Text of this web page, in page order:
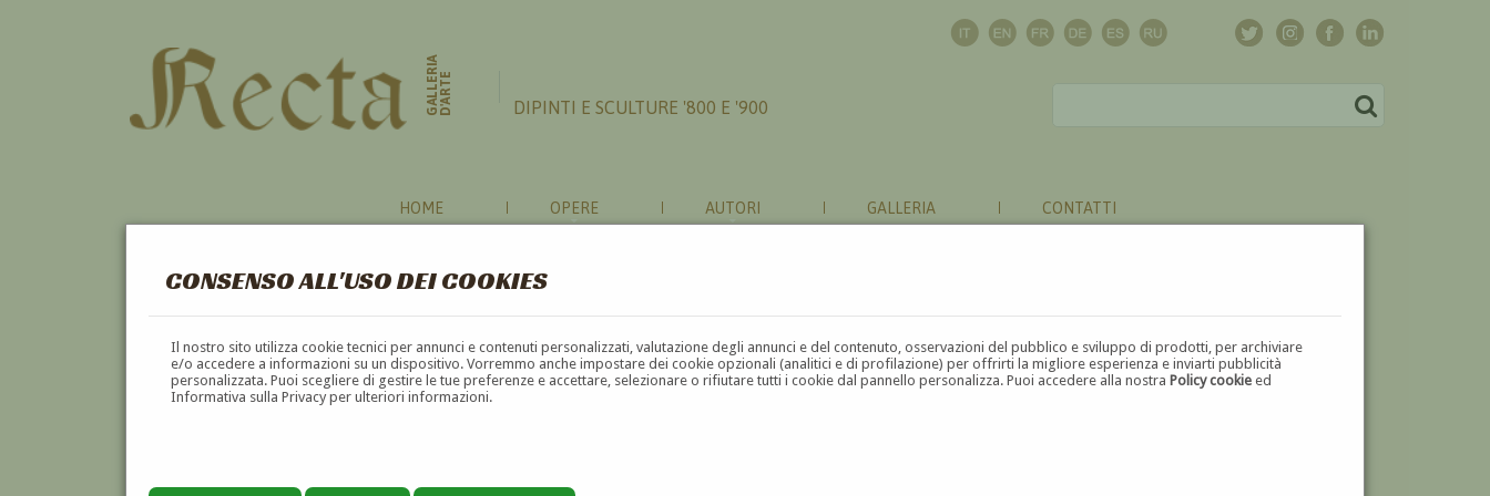
CONSENSO ALL'USO DEI COOKIES
Il nostro sito utilizza cookie tecnici per annunci e contenuti personalizzati, valutazione degli annunci e del contenuto, osservazioni del pubblico e sviluppo di prodotti, per archiviare
e/o accedere a informazioni su un dispositivo. Vorremmo anche impostare dei cookie opzionali (analitici e di profilazione) per offrirti la migliore esperienza e inviarti pubblicità
personalizzata. Puoi scegliere di gestire le tue preferenze e accettare, selezionare o rifiutare tutti i cookie dal pannello personalizza. Puoi accedere alla nostraPolicy cookie ed
Informativa sulla Privacy per ulteriori informazioni.
GALLERIAD'ARTE DIPINTI E SCULTURE '800 E '900
HOME OPERE AUTORI GALLERIA CONTATTI
CARDINALE
A B C D E F G H I J K L M N O P Q R S T U V W X Y Z ⬅